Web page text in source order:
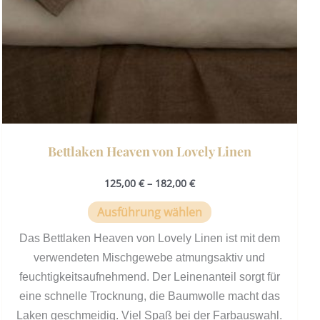
Bettlaken Heaven von Lovely Linen
125,00 €– 182,00 €
Ausführung wählen
der
Produktseite
Das Bettlaken Heaven von Lovely Linen ist mit dem
verwendeten Mischgewebe atmungsaktiv und
feuchtigkeitsaufnehmend. Der Leinenanteil sorgt für
eine schnelle Trocknung, die Baumwolle macht das
Laken geschmeidig. Viel Spaß bei der Farbauswahl.